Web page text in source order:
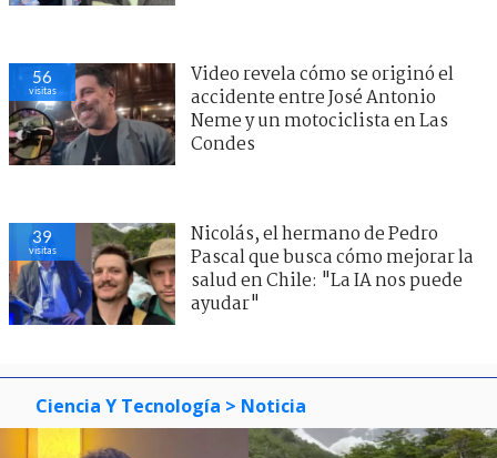
56
visitas
Video revela cómo se originó el
accidente entre José Antonio
Neme y un motociclista en Las
Condes
39
visitas
Nicolás, el hermano de Pedro
Pascal que busca cómo mejorar la
salud en Chile: "La IA nos puede
ayudar"
Ciencia Y Tecnología > Noticia